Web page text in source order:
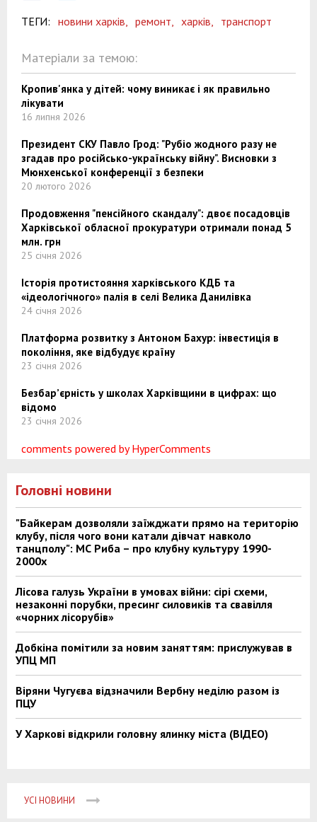
ТЕГИ: новини харків, ремонт, харків, транспорт
Матеріали за темою:
Кропив'янка у дітей: чому виникає і як правильно
лікувати
16 липня 2026
Президент СКУ Павло Грод: "Рубіо жодного разу не
згадав про російсько-українську війну". Висновки з
Мюнхенської конференції з безпеки
20 лютого 2026
Продовження "пенсійного скандалу": двоє посадовців
Харківської обласної прокуратури отримали понад 5
млн. грн
25 січня 2026
Історія протистояння харківського КДБ та
«ідеологічного» палія в селі Велика Данилівка
24 січня 2026
Платформа розвитку з Антоном Бахур: інвестиція в
покоління, яке відбудує країну
23 січня 2026
Безбар’єрність у школах Харківщини в цифрах: що
відомо
23 січня 2026
comments powered by HyperComments
Головні новини
"Байкерам дозволяли заїжджати прямо на територію
клубу, після чого вони катали дівчат навколо
танцполу": МС Риба – про клубну культуру 1990-
2000х
Лісова галузь України в умовах війни: сірі схеми,
незаконні порубки, пресинг силовиків та свавілля
«чорних лісорубів»
Добкіна помітили за новим заняттям: прислужував в
УПЦ МП
Віряни Чугуєва відзначили Вербну неділю разом із
ПЦУ
У Харкові відкрили головну ялинку міста (ВІДЕО)
УСІ НОВИНИ